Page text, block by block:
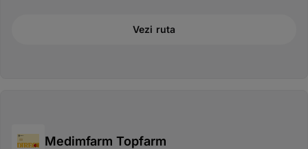
Vezi ruta
Medimfarm Topfarm